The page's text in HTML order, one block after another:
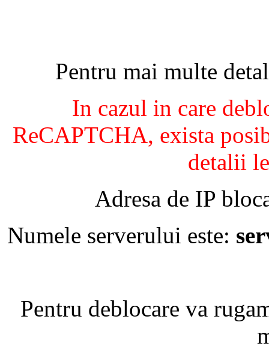
Pentru mai multe
In cazul in care
ReCAPTCHA, exista
detalii
Adresa de IP
Numele serverului este:
Pentru deblocare va